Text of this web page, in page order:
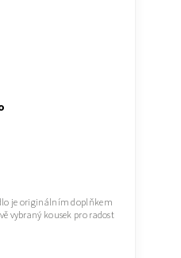
je originálním doplňkem
vybraný kousek pro radost